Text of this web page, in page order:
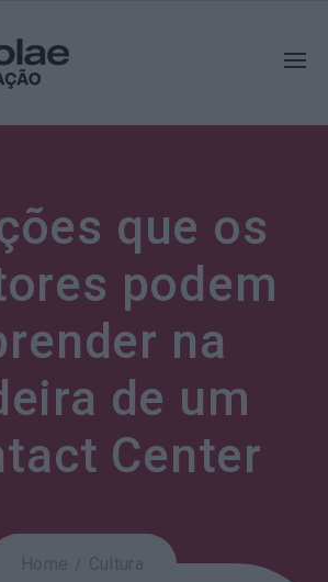
que os
podem
na
de um
Center